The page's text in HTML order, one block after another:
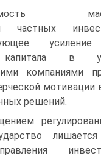
частных
капитала в
компаниями
мотивации
решений.